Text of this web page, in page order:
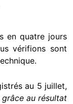
en quatre jours
vérifions sont
au 5 juillet,
grâce au résultat